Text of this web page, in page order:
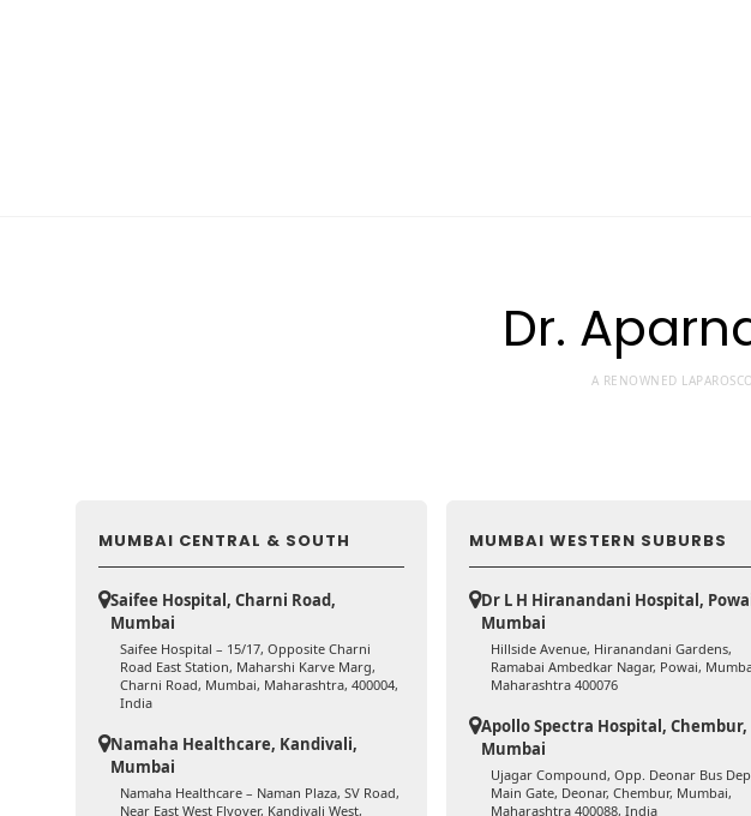
Dr.
A RENOWNED
MUMBAI CENTRAL & SOUTH
Saifee Hospital, Charni Road,
Mumbai
Saifee Hospital – 15/17, Opposite Charni
Road East Station, Maharshi Karve Marg,
Charni Road, Mumbai, Maharashtra, 400004,
India
Namaha Healthcare, Kandivali,
Mumbai
Namaha Healthcare – Naman Plaza, SV Road,
Near East West Flyover, Kandivali West,
MUMBAI WESTERN SUBURBS
Dr L H Hiranandani Hospital,
Mumbai
Hillside Avenue, Hiranandani Gardens,
Ramabai Ambedkar Nagar, Powai,
Maharashtra 400076
Apollo Spectra Hospital, Chembur,
Mumbai
Ujagar Compound, Opp. Deonar Bus
Main Gate, Deonar, Chembur, Mumbai,
Maharashtra 400088, India